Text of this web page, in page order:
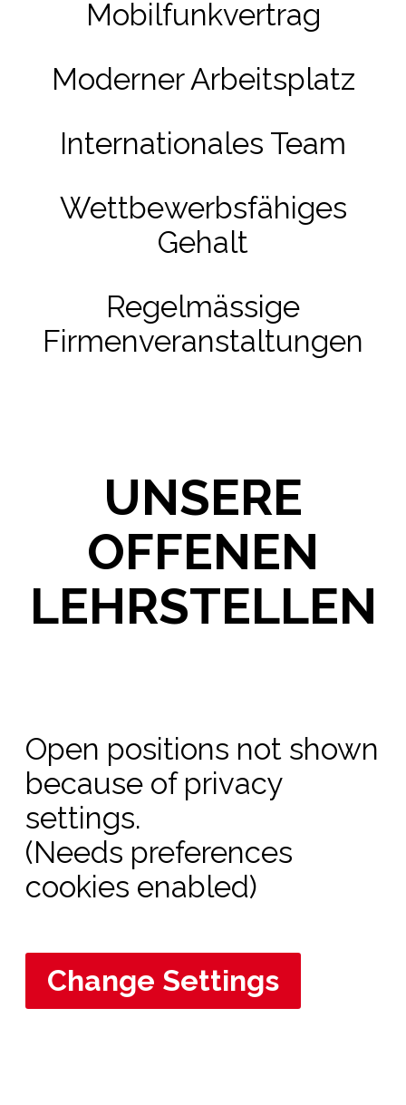
Mobilfunkvertrag
Moderner Arbeitsplatz
Internationales Team
Wettbewerbsfähiges
Gehalt
Regelmässige
Firmenveranstaltungen
UNSERE
OFFENEN
LEHRSTELLEN
Open positions not shown
because of privacy
settings.
(Needs preferences
cookies enabled)
Change Settings